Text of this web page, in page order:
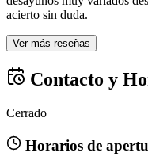
acierto sin duda.
Ver más reseñas
Contacto y
Cerrado
Horarios de